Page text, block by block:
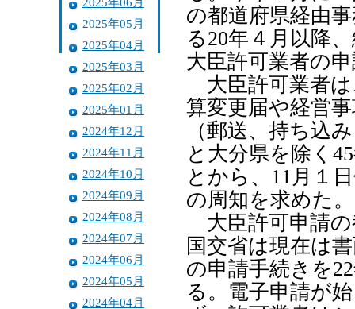
2025年05月
2025年04月
2025年03月
2025年02月
2025年01月
2024年12月
2024年11月
2024年10月
2024年09月
2024年08月
2024年07月
2024年06月
2024年05月
2024年04月
の都道府県経由
る20年４月以降
大臣許可業者の
大臣許可業者は
算変更届や経営
（郵送、持ち込
と大分県を除く
とから、11月１
の周知を求めた。
大臣許可申請の
国交省は現在は
の申請手続きを
る。電子申請が